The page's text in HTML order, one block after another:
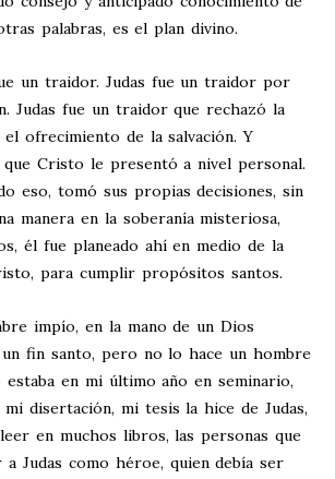
palabras, es el plan divino.
un traidor. Judas fue un traidor por
Judas fue un traidor que rechazó la
ofrecimiento de la salvación. Y
Cristo le presentó a nivel personal.
eso, tomó sus propias decisiones, sin
manera en la soberanía misteriosa,
él fue planeado ahí en medio de la
para cumplir propósitos santos.
impío, en la mano de un Dios
fin santo, pero no lo hace un hombre
estaba en mi último año en seminario,
disertación, mi tesis la hice de Judas,
en muchos libros, las personas que
Judas como héroe, quien debía ser